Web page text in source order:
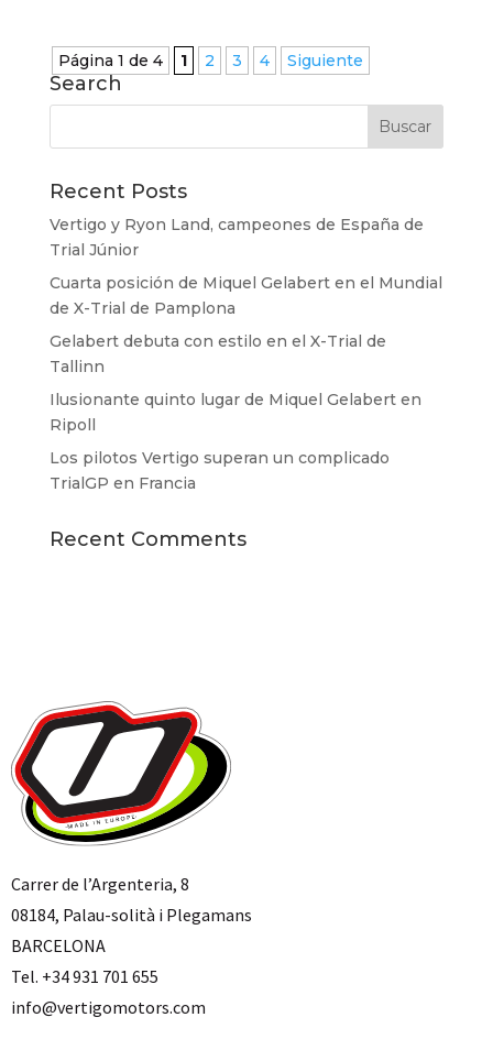
Página 1 de 4 1 2 3 4 Siguiente
Search
Recent Posts
Vertigo y Ryon Land, campeones de España de
Trial Júnior
Cuarta posición de Miquel Gelabert en el Mundial
de X-Trial de Pamplona
Gelabert debuta con estilo en el X-Trial de
Tallinn
Ilusionante quinto lugar de Miquel Gelabert en
Ripoll
Los pilotos Vertigo superan un complicado
TrialGP en Francia
Recent Comments
Carrer de l’Argenteria, 8
08184, Palau-solità i Plegamans
BARCELONA
Tel. +34 931 701 655
info@vertigomotors.com